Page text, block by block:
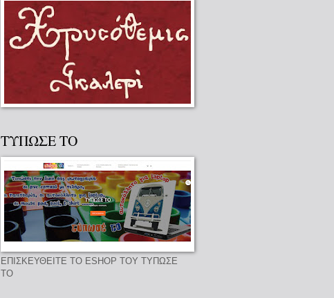
ΤΥΠΩΣΕ ΤΟ
ΕΠΙΣΚΕΥΘΕΙΤΕ ΤΟ ESHOP ΤΟΥ ΤΥΠΩΣΕ
ΤΟ